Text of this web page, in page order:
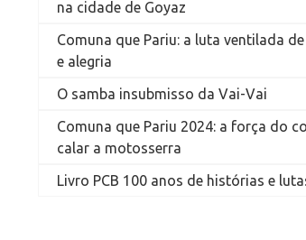
na cidade de Goyaz
Comuna que Pariu: a luta ventilada
e alegria
O samba insubmisso da Vai-Vai
Comuna que Pariu 2024: a força do
calar a motosserra
Livro PCB 100 anos de histórias e